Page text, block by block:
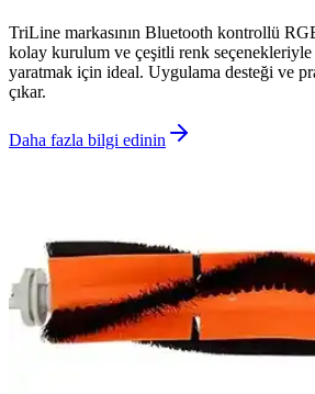
TriLine markasının Bluetooth kontrollü
kolay kurulum ve çeşitli renk
yaratmak için ideal. Uygulama desteği ve
çıkar.
Daha fazla bilgi edinin